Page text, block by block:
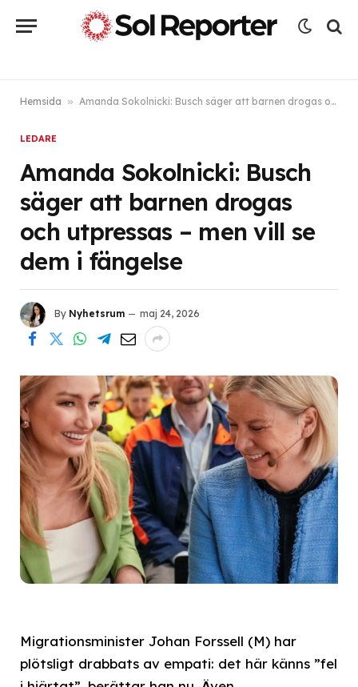
Hemsida » Amanda Sokolnicki: Busch säger att barnen drogas och utpressas – men vill se dem i fängelse
LEDARE
Amanda Sokolnicki: Busch
säger att barnen drogas
och utpressas – men vill se
dem i fängelse
By Nyhetsrum maj 24, 2026
Migrationsminister Johan Forssell (M) har
plötsligt drabbats av empati: det här känns ”fel